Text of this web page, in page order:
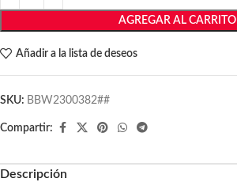
AGREGAR AL CARRITO
Añadir a la lista de deseos
SKU: BBW2300382##
Compartir:
Descripción